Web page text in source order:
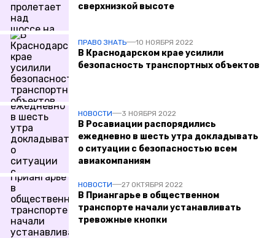
сверхнизкой высоте
ПРАВО ЗНАТЬ 10 НОЯБРЯ 2022
В Краснодарском крае усилили
безопасность транспортных объектов
НОВОСТИ 3 НОЯБРЯ 2022
В Росавиации распорядились
ежедневно в шесть утра докладывать
о ситуации с безопасностью всем
авиакомпаниям
НОВОСТИ 27 ОКТЯБРЯ 2022
В Приангарье в общественном
транспорте начали устанавливать
тревожные кнопки